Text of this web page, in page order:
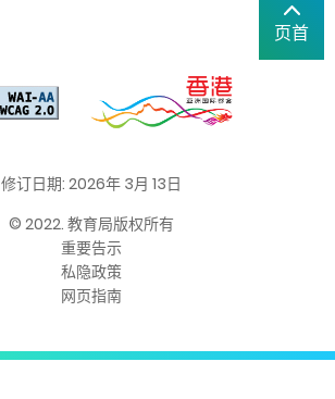
页首
修订日期: 2026年 3月 13日
© 2022. 教育局版权所有
重要告示
私隐政策
网页指南